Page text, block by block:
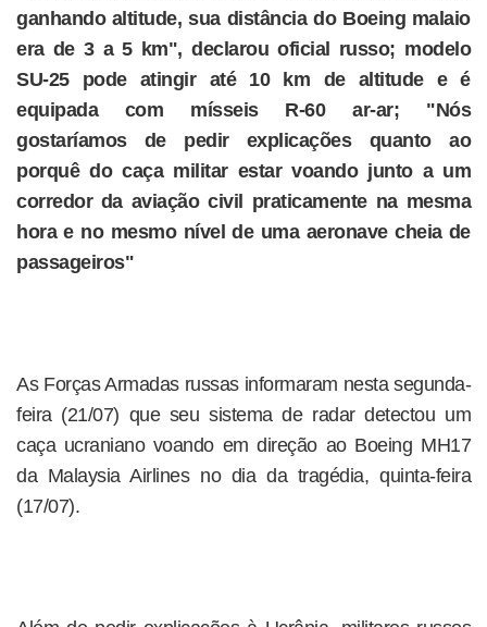
ganhando altitude, sua distância do Boeing malaio
era de 3 a 5 km", declarou oficial russo; modelo
SU-25 pode atingir até 10 km de altitude e é
equipada com mísseis R-60 ar-ar; "Nós
gostaríamos de pedir explicações quanto ao
porquê do caça militar estar voando junto a um
corredor da aviação civil praticamente na mesma
hora e no mesmo nível de uma aeronave cheia de
passageiros"
As Forças Armadas russas informaram nesta segunda-
feira (21/07) que seu sistema de radar detectou um
caça ucraniano voando em direção ao Boeing MH17
da Malaysia Airlines no dia da tragédia, quinta-feira
(17/07).